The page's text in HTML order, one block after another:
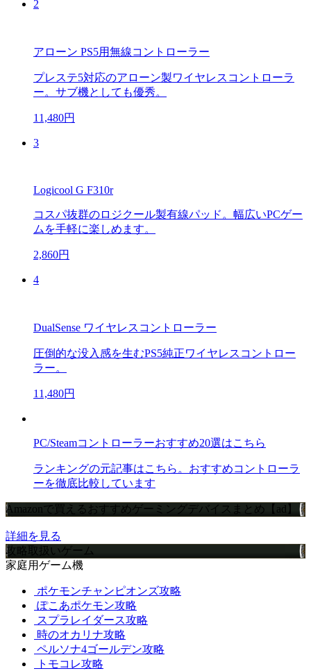
2
アローン PS5用無線コントローラー
プレステ5対応のアローン製ワイヤレスコントローラ
ー。サブ機としても優秀。
11,480円
3
Logicool G F310r
コスパ抜群のロジクール製有線パッド。幅広いPCゲー
ムを手軽に楽しめます。
2,860円
4
DualSense ワイヤレスコントローラー
圧倒的な没入感を生むPS5純正ワイヤレスコントロー
ラー。
11,480円
PC/Steamコントローラーおすすめ20選はこちら
ランキングの元記事はこちら。おすすめコントローラ
ーを徹底比較しています
Amazonで買えるおすすめゲーミングデバイスまとめ【ad】
詳細を見る
攻略取扱いゲーム
家庭用ゲーム機
ポケモンチャンピオンズ攻略
ぽこあポケモン攻略
スプラレイダース攻略
時のオカリナ攻略
ペルソナ4ゴールデン攻略
トモコレ攻略